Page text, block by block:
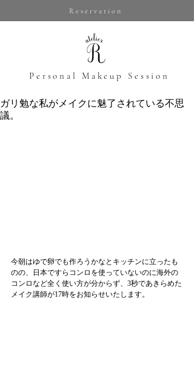
Reservation
​Personal Makeup Session
ガリ勉な私がメイクに魅了されている不思
議。
今朝はゆで卵でも作ろうかなとキッチンに立ったも
のの、日本ですらコンロを使っていないのに海外の
コンロなど全く使い方が分からず、3秒であきらめた
メイク講師が17時をお知らせいたします。